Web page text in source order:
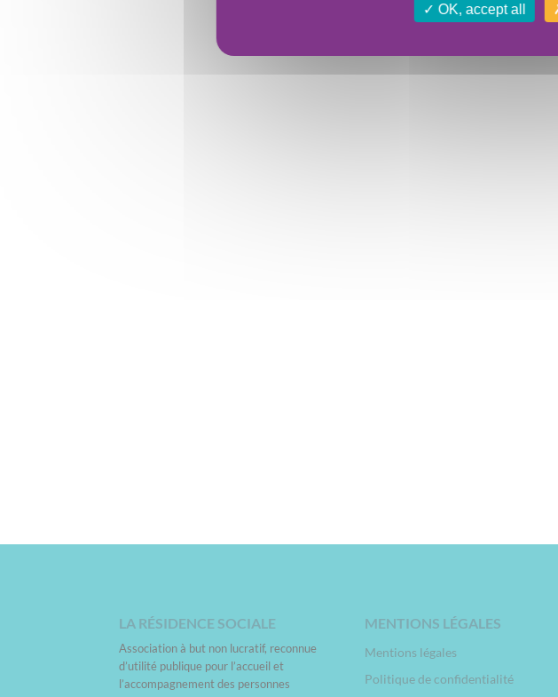
LA RÉSIDENCE SOCIALE
Association à but non lucratif, reconnue
d’utilité publique pour l’accueil et
l’accompagnement des personnes
MENTIONS LÉGALES
Mentions légales
Politique de confidentialité
OK, accept all